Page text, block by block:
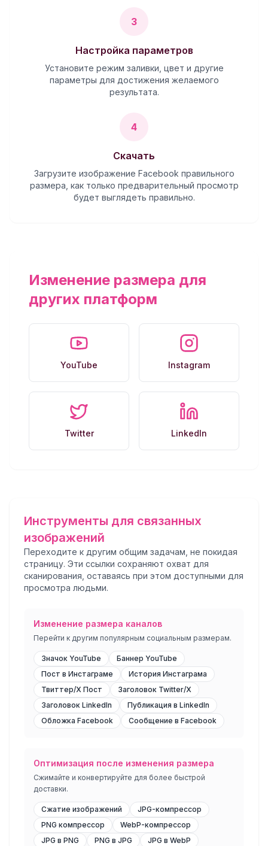
3
Настройка параметров
Установите режим заливки, цвет и другие
параметры для достижения желаемого
результата.
4
Скачать
Загрузите изображение Facebook правильного
размера, как только предварительный просмотр
будет выглядеть правильно.
Изменение размера для
других платформ
YouTube Instagram
Twitter LinkedIn
Инструменты для связанных
изображений
Переходите к другим общим задачам, не покидая
страницу. Эти ссылки сохраняют охват для
сканирования, оставаясь при этом доступными для
просмотра людьми.
Изменение размера каналов
Перейти к другим популярным социальным размерам.
Значок YouTube
Баннер YouTube
Пост в Инстаграме
История Инстаграма
Твиттер/Х Пост
Заголовок Twitter/X
Заголовок LinkedIn
Публикация в LinkedIn
Обложка Facebook
Сообщение в Facebook
Оптимизация после изменения размера
Сжимайте и конвертируйте для более быстрой
доставки.
Сжатие изображений
JPG-компрессор
PNG компрессор
WebP-компрессор
JPG в PNG
PNG в JPG JPG в WebP